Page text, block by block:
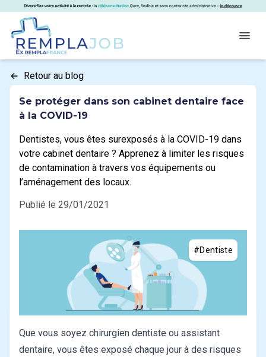
RemplaJob
Retour au blog
Se protéger dans son cabinet dentaire face
à la COVID-19
Dentistes, vous êtes surexposés à la COVID-19 dans
votre cabinet dentaire ? Apprenez à limiter les risques
de contamination à travers vos équipements ou
l’aménagement des locaux.
Publié le 29/01/2021
#Dentiste
Que vous soyez chirurgien dentiste ou assistant
dentaire, vous êtes exposé chaque jour à des risques
Panneau de gestion des cookies